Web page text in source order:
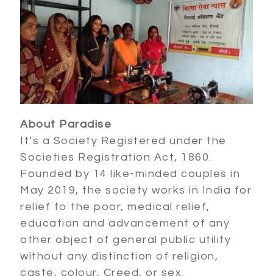
About Paradise
It’s a Society Registered under the
Societies Registration Act, 1860.
Founded by 14 like-minded couples in
May 2019, the society works in India for
relief to the poor, medical relief,
education and advancement of any
other object of general public utility
without any distinction of religion,
caste, colour, Creed, or sex.